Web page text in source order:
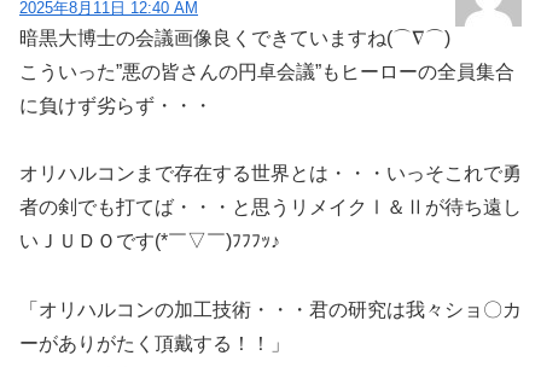
2025年8月11日 12:40 AM
暗黒大博士の会議画像良くできていますね(⌒∇⌒)
こういった”悪の皆さんの円卓会議”もヒーローの全員集合
に負けず劣らず・・・
オリハルコンまで存在する世界とは・・・いっそこれで勇
者の剣でも打てば・・・と思うリメイクⅠ＆Ⅱが待ち遠し
いＪＵＤＯです(*￣▽￣)ﾌﾌﾌｯ♪
「オリハルコンの加工技術・・・君の研究は我々ショ〇カ
ーがありがたく頂戴する！！」